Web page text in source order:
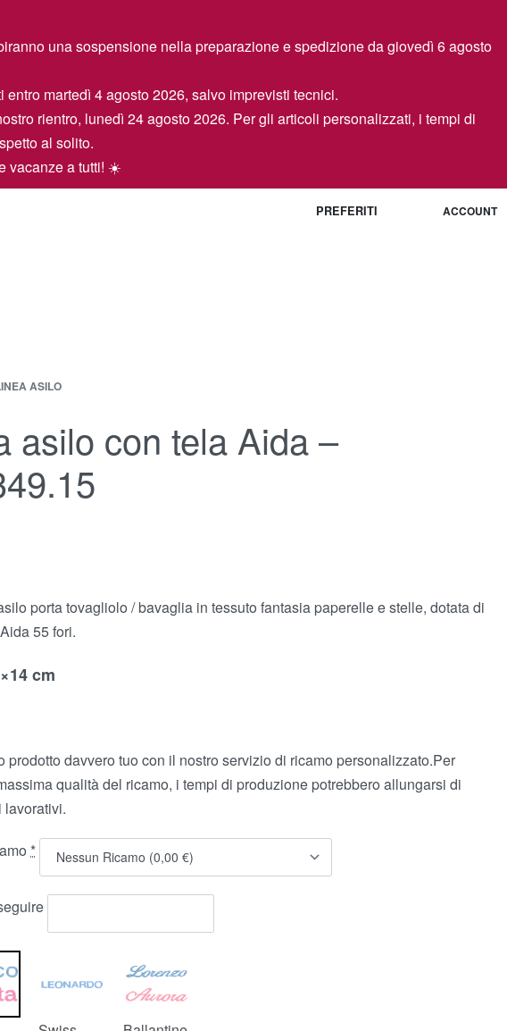
una sospensione nella preparazione e spedizione da giovedì 6 agosto
martedì 4 agosto 2026, salvo imprevisti tecnici.
rientro, lunedì 24 agosto 2026. Per gli articoli personalizzati, i tempi di
al solito.
vacanze a tutti! ☀️
PREFERITI ACCOUNT
ASILO
asilo con tela Aida –
porta tovagliolo / bavaglia in tessuto fantasia paperelle e stelle, dotata di
55 fori.
cm
prodotto davvero tuo con il nostro servizio di ricamo personalizzato.Per
qualità del ricamo, i tempi di produzione potrebbero allungarsi di
lavorativi.
*